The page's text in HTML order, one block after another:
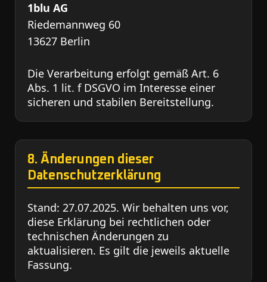
1blu AG
Riedemannweg 60
13627 Berlin
Die Verarbeitung erfolgt gemäß Art. 6
Abs. 1 lit. f DSGVO im Interesse einer
sicheren und stabilen Bereitstellung.
8. Änderungen dieser
Datenschutzerklärung
Stand: 27.07.2025. Wir behalten uns vor,
diese Erklärung bei rechtlichen oder
technischen Änderungen zu
aktualisieren. Es gilt die jeweils aktuelle
Fassung.